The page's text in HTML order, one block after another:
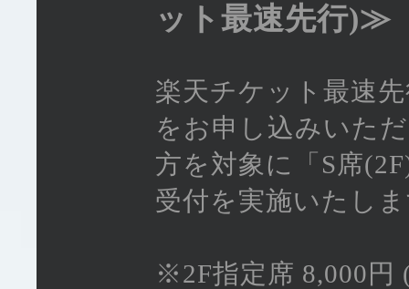
ット最速先行)≫
楽天チケット最速
をお申し込みいた
方を対象に「S席
受付を実施いたし
※2F指定席 8,000円